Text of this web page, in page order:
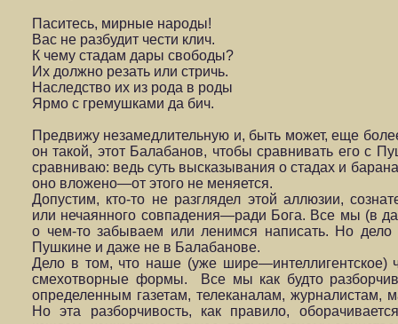
Паситесь, мирные народы!
Вас не разбудит чести клич.
К чему стадам дары свободы?
Их должно резать или стричь.
Наследство их из рода в роды
Ярмо с гремушками да бич.
Предвижу незамедлительную и, быть может, еще
он такой, этот Балабанов, чтобы сравнивать его с
сравниваю: ведь суть высказывания о стадах и
оно вложено—от этого не меняется.
Допустим, кто-то не разглядел этой аллюзии,
или нечаянного совпадения—ради Бога. Все мы (в
о чем-то забываем или ленимся написать. Но дело
Пушкине и даже не в Балабанове.
Дело в том, что наше (уже шире—интеллигентское)
смехотворные формы. Все мы как будто
определенным газетам, телеканалам, журналистам,
Но эта разборчивость, как правило,